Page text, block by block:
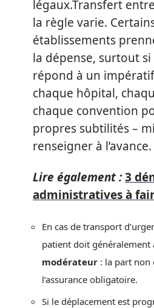
légaux.Transfert
la règle varie.
établissements
la dépense, surtout
répond à un
chaque hôpital,
chaque convention
propres subtilités –
renseigner à l’avance.
Lire également :3
administratives à
En cas de transport
patient doit généralement
modérateur : la part non
l’assurance obligatoire.
Si le déplacement est